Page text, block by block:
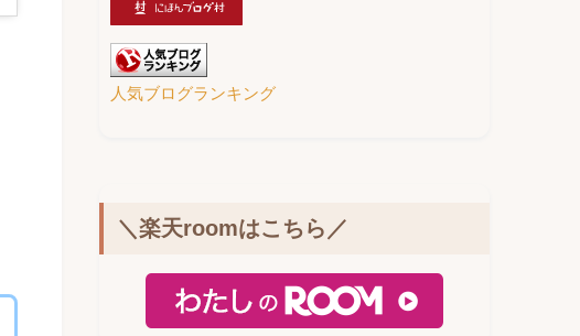
人気ブログランキング
＼楽天roomはこちら／